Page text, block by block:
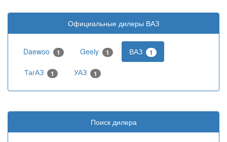
Официальные дилеры ВАЗ
Daewoo 1 Geely 1 ВАЗ 1
ТагАЗ 1 УАЗ 1
Поиск дилера